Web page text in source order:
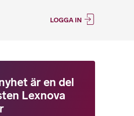
LOGGA IN
är en del
Lexnova